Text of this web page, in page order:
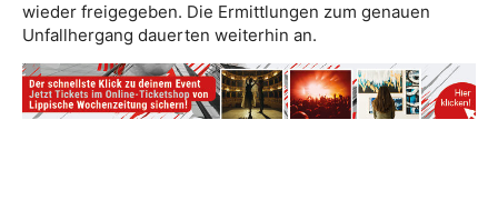
wieder freigegeben. Die Ermittlungen zum genauen
Unfallhergang dauerten weiterhin an.